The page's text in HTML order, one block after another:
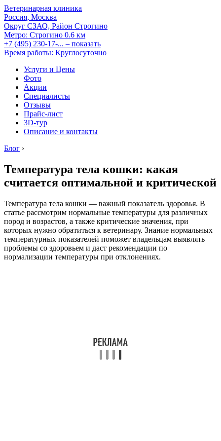
Ветеринарная клиника
Россия, Москва
Округ СЗАО, Район Строгино
Метро: Строгино 0.6 км
+7 (495) 230-17-... – показать
Время работы: Круглосуточно
Услуги и Цены
Фото
Акции
Специалисты
Отзывы
Прайс-лист
3D-тур
Описание и контакты
Блог ›
Температура тела кошки: какая
считается оптимальной и критической
Температура тела кошки — важный показатель здоровья. В
статье рассмотрим нормальные температуры для различных
пород и возрастов, а также критические значения, при
которых нужно обратиться к ветеринару. Знание нормальных
температурных показателей поможет владельцам выявлять
проблемы со здоровьем и даст рекомендации по
нормализации температуры при отклонениях.